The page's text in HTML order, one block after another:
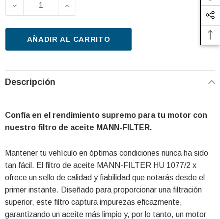
DISMINUIR LA CANTIDAD DE FILTRO DE ACEITE
AUMENTAR LA CANTIDAD DE FILTRO
AÑADIR AL CARRITO
Descripción
Confía en el rendimiento supremo para tu motor con
nuestro filtro de aceite MANN-FILTER.
Mantener tu vehículo en óptimas condiciones nunca ha sido
tan fácil. El filtro de aceite MANN-FILTER HU 1077/2 x
ofrece un sello de calidad y fiabilidad que notarás desde el
primer instante. Diseñado para proporcionar una filtración
superior, este filtro captura impurezas eficazmente,
garantizando un aceite más limpio y, por lo tanto, un motor